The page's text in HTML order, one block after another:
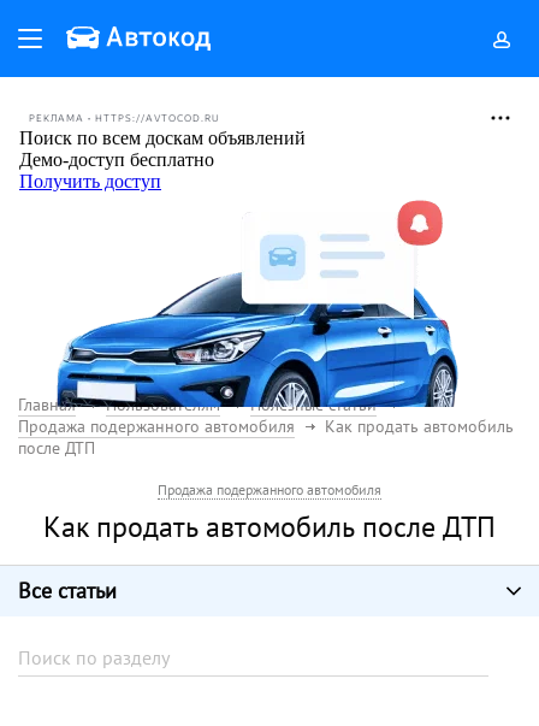
РЕКЛАМА • HTTPS://AVTOCOD.RU
Главная Пользователям
Полезные статьи
Продажа подержанного автомобиля
Как продать автомобиль
после ДТП
Продажа подержанного автомобиля
Как продать автомобиль после ДТП
Все статьи